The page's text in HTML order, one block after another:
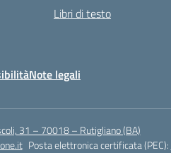
Libri di testo
Note legali
31 – 70018 – Rutigliano (BA)
Posta elettronica certificata (PEC):